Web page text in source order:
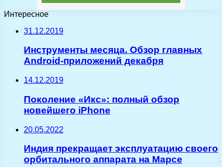
Интересное
31.12.2019
Инструменты месяца. Обзор главных
Android-приложений декабря
14.12.2019
Поколение «Икс»: полный обзор
новейшего iPhone
20.05.2022
Индия прекращает эксплуатацию своего
орбитального аппарата на Марсе